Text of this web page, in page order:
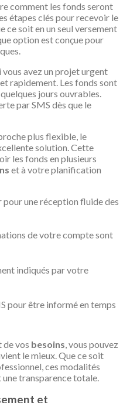
comment les fonds seront
étapes clés pour recevoir le
ce soit en un seul versement
option est conçue pour
vous avez un projet urgent
rapidement. Les fonds sont
jours ouvrables.
par SMS dès que le
plus flexible, le
solution. Cette
les fonds en plusieurs
et à votre planification
une réception fluide des
de votre compte sont
indiqués par votre
pour être informé en temps
de vos besoins, vous pouvez
le mieux. Que ce soit
ces modalités
transparence totale.
et